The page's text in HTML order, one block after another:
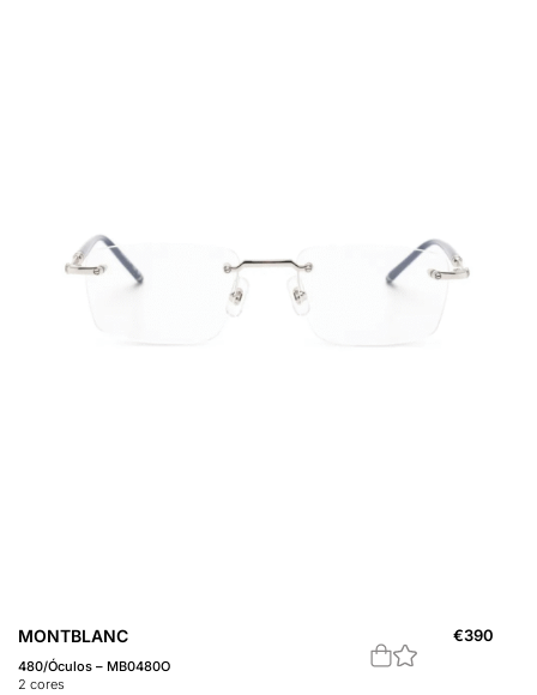
MONTBLANC
480/Óculos – MB0480O
2 cores
€390